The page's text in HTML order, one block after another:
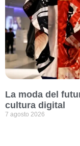
La moda del
cultura digital
7 agosto 2026